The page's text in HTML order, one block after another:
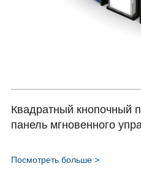
Квадратный кнопочный
панель мгновенного
Посмотреть больше >